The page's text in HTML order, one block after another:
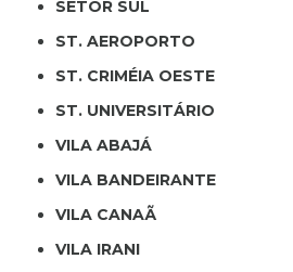
SETOR SUL
ST. AEROPORTO
ST. CRIMÉIA OESTE
ST. UNIVERSITÁRIO
VILA ABAJÁ
VILA BANDEIRANTE
VILA CANAÃ
VILA IRANI